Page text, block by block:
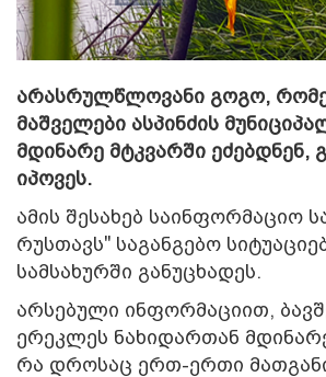
არასრულწლოვანი გოგო,
მაშველები ასპინძის
მდინარე მტკვარში
იპოვეს.
ამის შესახებ საინფორმაციო
რუსთავს" საგანგებო
სამსახურში განუცხადეს.
არსებული ინფორმაციით,
ერეკლეს ნახიდართან
რა დროსაც ერთ-ერთი